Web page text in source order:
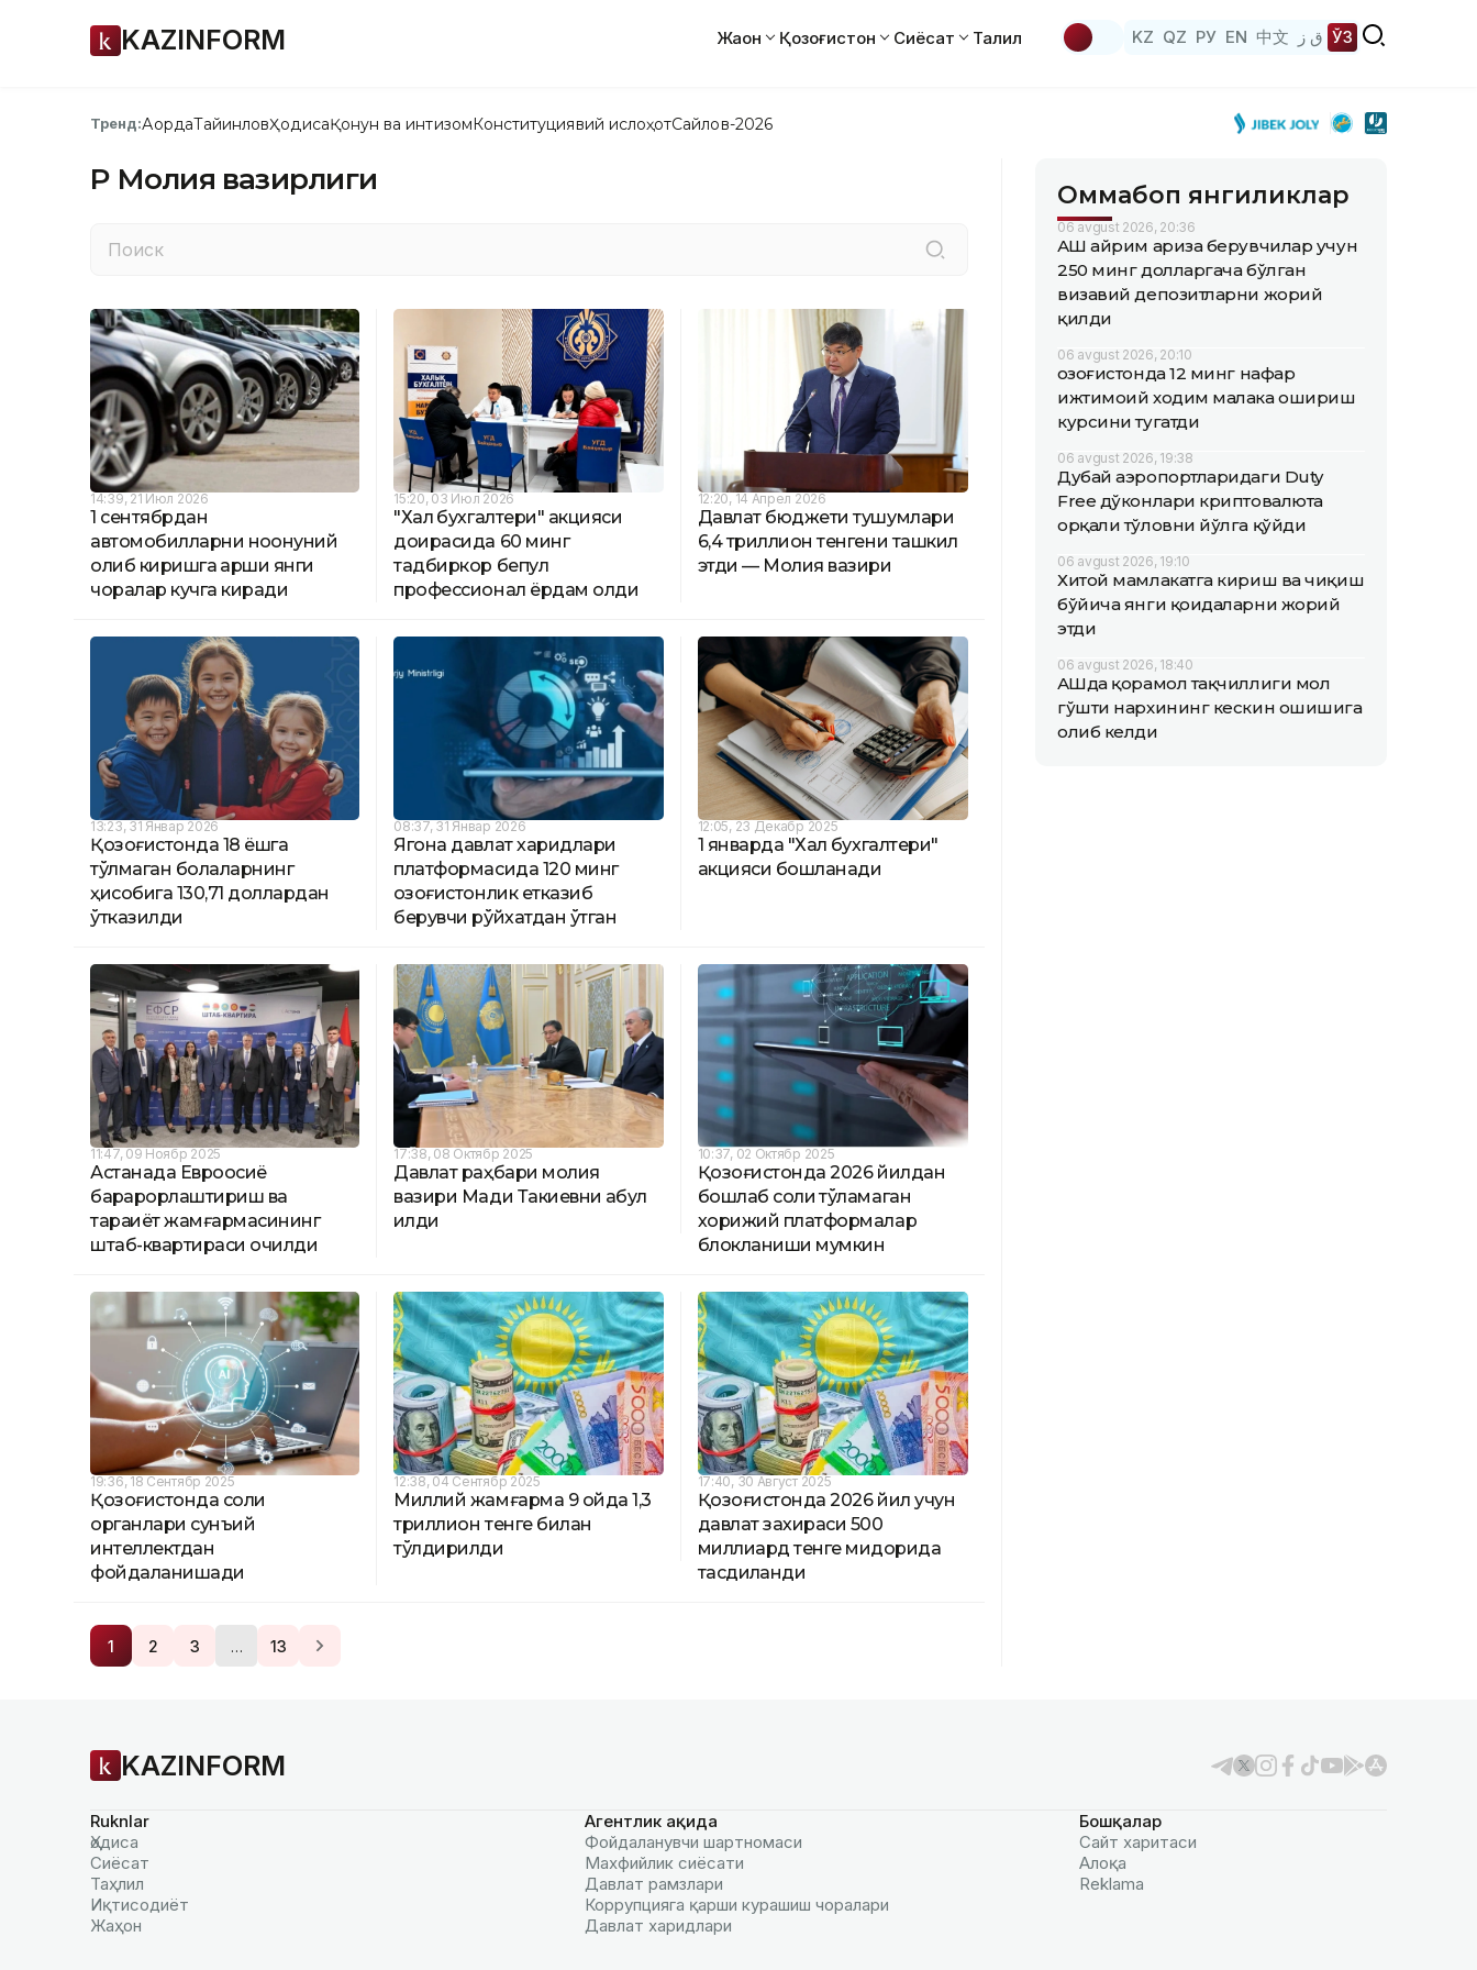
KAZINFORM Жаҳон Қозоғистон Сиёсат Таҳлил KZ QZ РУ EN 中文 ق ز ЎЗ
Тренд:АқордаТайинловҲодисаҚонун ва интизомКонституциявий ислоҳотСайлов-2026
ҚР Молия вазирлиги
14:39, 21 Июл 2026
1 сентябрдан
автомобилларни ноқонуний
олиб киришга қарши янги
чоралар кучга киради
15:20, 03 Июл 2026
"Халқ бухгалтери" акцияси
доирасида 60 минг
тадбиркор бепул
профессионал ёрдам олди
12:20, 14 Апрел 2026
Давлат бюджети тушумлари
6,4 триллион тенгени ташкил
этди — Молия вазири
13:23, 31 Январ 2026
Қозоғистонда 18 ёшга
тўлмаган болаларнинг
ҳисобига 130,71 доллардан
ўтказилди
08:37, 31 Январ 2026
Ягона давлат харидлари
платформасида 120 минг
қозоғистонлик етказиб
берувчи рўйхатдан ўтган
12:05, 23 Декабр 2025
1 январда "Халқ бухгалтери"
акцияси бошланади
11:47, 09 Ноябр 2025
Астанада Евроосиё
барқарорлаштириш ва
тараққиёт жамғармасининг
штаб-квартираси очилди
17:38, 08 Октябр 2025
Давлат раҳбари молия
вазири Мади Такиевни қабул
қилди
10:37, 02 Октябр 2025
Қозоғистонда 2026 йилдан
бошлаб солиқ тўламаган
хорижий платформалар
блокланиши мумкин
19:36, 18 Сентябр 2025
Қозоғистонда солиқ
органлари сунъий
интеллектдан
фойдаланишади
12:38, 04 Сентябр 2025
Миллий жамғарма 9 ойда 1,3
триллион тенге билан
тўлдирилди
17:40, 30 Август 2025
Қозоғистонда 2026 йил учун
давлат захираси 500
миллиард тенге миқдорида
тасдиқланди
1 2 3 … 13
Оммабоп янгиликлар
06 avgust 2026, 20:36
АҚШ айрим ариза берувчилар учун
250 минг долларгача бўлган
визавий депозитларни жорий
қилди
06 avgust 2026, 20:10
Қозоғистонда 12 минг нафар
ижтимоий ходим малака ошириш
курсини тугатди
06 avgust 2026, 19:38
Дубай аэропортларидаги Duty
Free дўконлари криптовалюта
орқали тўловни йўлга қўйди
06 avgust 2026, 19:10
Хитой мамлакатга кириш ва чиқиш
бўйича янги қоидаларни жорий
этди
06 avgust 2026, 18:40
АҚШда қорамол тақчиллиги мол
гўшти нархининг кескин ошишига
олиб келди
KAZINFORM
Ruknlar
Ҳодиса
Сиёсат
Таҳлил
Иқтисодиёт
Жаҳон
Агентлик ҳақида
Фойдаланувчи шартномаси
Махфийлик сиёсати
Давлат рамзлари
Коррупцияга қарши курашиш чоралари
Давлат харидлари
Бошқалар
Сайт харитаси
Алоқа
Reklamа